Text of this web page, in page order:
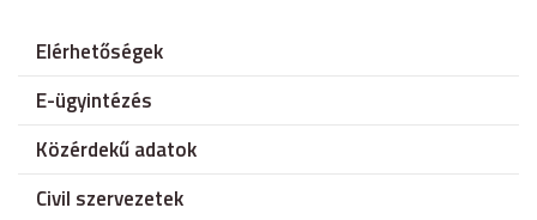
Elérhetőségek
E-ügyintézés
Közérdekű adatok
Civil szervezetek